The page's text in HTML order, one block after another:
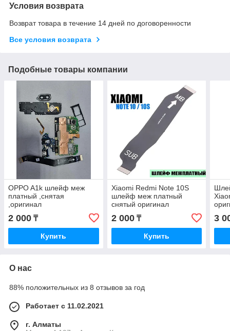
Условия возврата
Возврат товара в течение 14 дней по договоренности
Все условия возврата
Подобные товары компании
OPPO A1k шлейф меж
платный ,снятая
,оригинал
2 000 ₸
Купить
Xiaomi Redmi Note 10S
шлейф меж платный
снятый оригинал
2 000₸
Купить
3
О нас
88% положительных из 8 отзывов за год
Работает с 11.02.2021
г. Алматы